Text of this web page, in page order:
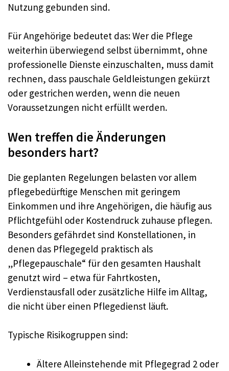
Nutzung gebunden sind.
Für Angehörige bedeutet das: Wer die Pflege
weiterhin überwiegend selbst übernimmt, ohne
professionelle Dienste einzuschalten, muss damit
rechnen, dass pauschale Geldleistungen gekürzt
oder gestrichen werden, wenn die neuen
Voraussetzungen nicht erfüllt werden.
Wen treffen die Änderungen
besonders hart?
Die geplanten Regelungen belasten vor allem
pflegebedürftige Menschen mit geringem
Einkommen und ihre Angehörigen, die häufig aus
Pflichtgefühl oder Kostendruck zuhause pflegen.
Besonders gefährdet sind Konstellationen, in
denen das Pflegegeld praktisch als
„Pflegepauschale“ für den gesamten Haushalt
genutzt wird – etwa für Fahrtkosten,
Verdienstausfall oder zusätzliche Hilfe im Alltag,
die nicht über einen Pflegedienst läuft.
Typische Risikogruppen sind:
Ältere Alleinstehende mit Pflegegrad 2 oder